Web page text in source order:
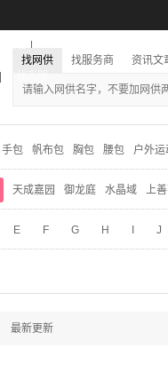
找网供 找服务商 资讯文
手包 帆布包 胸包 腰包 户外运
天成嘉园 御龙庭 水晶域 上
E F G H J
最新更新